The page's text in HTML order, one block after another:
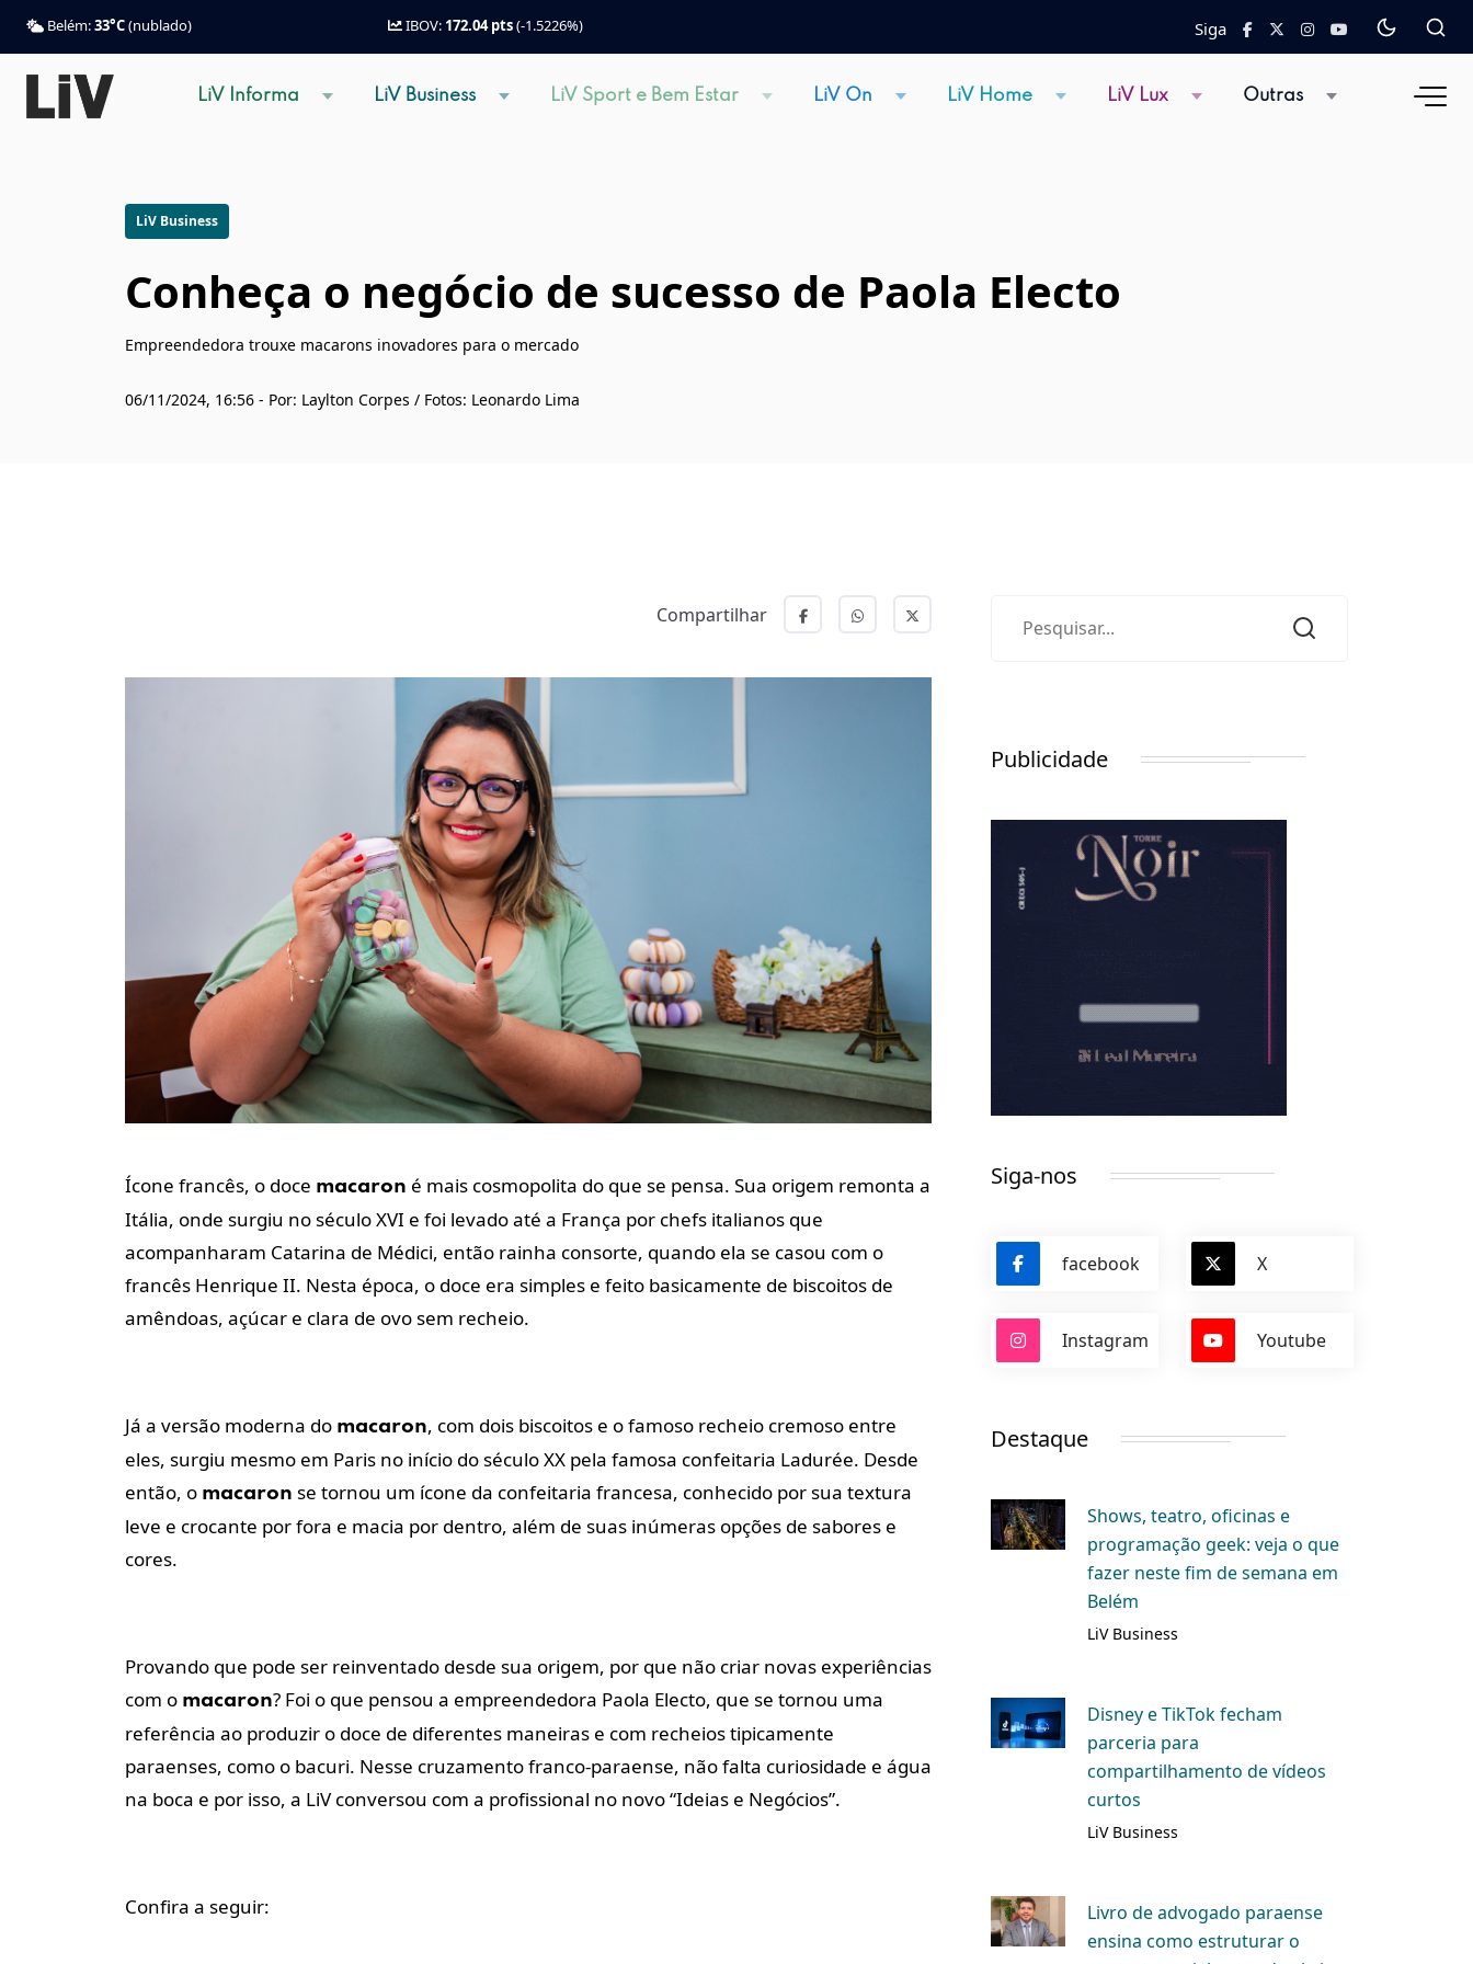
Belém:33°C(nublado) IBOV: 172.04 pts(-1.5226%) Siga
LiV Informa LiV Business LiV Sport e Bem Estar LiV On LiV Home LiV Lux Outras
LiV Business
Conheça o negócio de sucesso de Paola Electo
Empreendedora trouxe macarons inovadores para o mercado
06/11/2024, 16:56 - Por: Laylton Corpes / Fotos: Leonardo Lima
Compartilhar
Ícone francês, o doce macaron é mais cosmopolita do que se pensa. Sua origem remonta a
Itália, onde surgiu no século XVI e foi levado até a França por chefs italianos que
acompanharam Catarina de Médici, então rainha consorte, quando ela se casou com o
francês Henrique II. Nesta época, o doce era simples e feito basicamente de biscoitos de
amêndoas, açúcar e clara de ovo sem recheio.
Já a versão moderna do macaron, com dois biscoitos e o famoso recheio cremoso entre
eles, surgiu mesmo em Paris no início do século XX pela famosa confeitaria Ladurée. Desde
então, o macaron se tornou um ícone da confeitaria francesa, conhecido por sua textura
leve e crocante por fora e macia por dentro, além de suas inúmeras opções de sabores e
cores.
Provando que pode ser reinventado desde sua origem, por que não criar novas experiências
com o macaron? Foi o que pensou a empreendedora Paola Electo, que se tornou uma
referência ao produzir o doce de diferentes maneiras e com recheios tipicamente
paraenses, como o bacuri. Nesse cruzamento franco-paraense, não falta curiosidade e água
na boca e por isso, a LiV conversou com a profissional no novo “Ideias e Negócios”.
Confira a seguir:
Publicidade
Siga-nos
facebook X
Instagram Youtube
Destaque
Shows, teatro, oficinas e
programação geek: veja o que
fazer neste fim de semana em
Belém
LiV Business
Disney e TikTok fecham
parceria para
compartilhamento de vídeos
curtos
LiV Business
Livro de advogado paraense
ensina como estruturar o